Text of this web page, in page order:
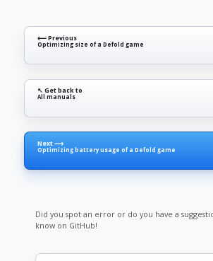
⟵ Previous
Optimizing size of a Defold game
↖ Get back to
All manuals
Next ⟶
Optimizing battery usage of a Defold game
Did you spot an error or do you have a
know on GitHub!